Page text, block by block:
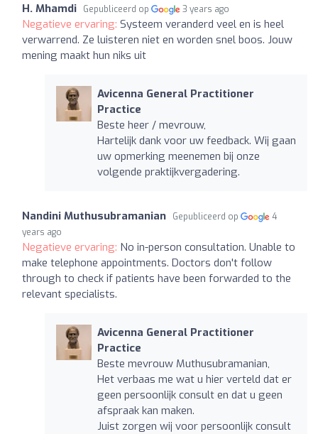
H. Mhamdi Gepubliceerd op 3 years ago
Negatieve ervaring: Systeem veranderd veel en is heel
verwarrend. Ze luisteren niet en worden snel boos. Jouw
mening maakt hun niks uit
Avicenna General Practitioner
Practice
Beste heer / mevrouw,
Hartelijk dank voor uw feedback. Wij gaan
uw opmerking meenemen bij onze
volgende praktijkvergadering.
Nandini Muthusubramanian Gepubliceerd op
4
years ago
Negatieve ervaring: No in-person consultation. Unable to
make telephone appointments. Doctors don't follow
through to check if patients have been forwarded to the
relevant specialists.
Avicenna General Practitioner
Practice
Beste mevrouw Muthusubramanian,
Het verbaas me wat u hier verteld dat er
geen persoonlijk consult en dat u geen
afspraak kan maken.
Juist zorgen wij voor persoonlijk consult